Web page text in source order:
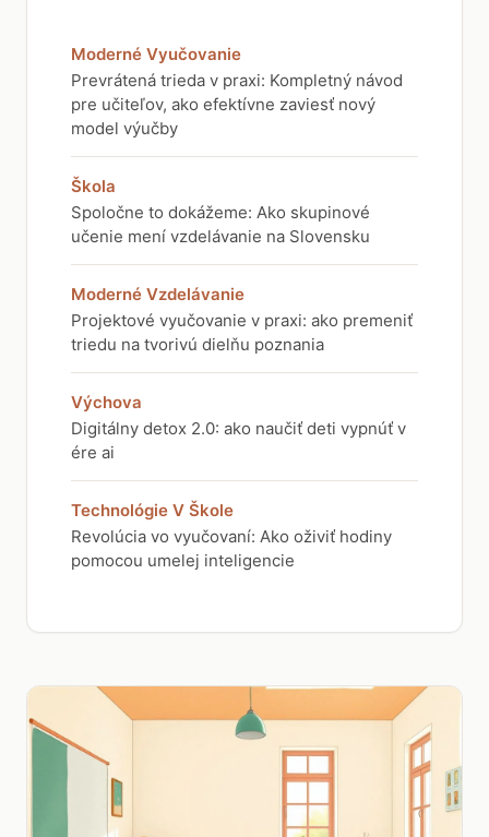
Moderné Vyučovanie
Prevrátená trieda v praxi: Kompletný návod
pre učiteľov, ako efektívne zaviesť nový
model výučby
Škola
Spoločne to dokážeme: Ako skupinové
učenie mení vzdelávanie na Slovensku
Moderné Vzdelávanie
Projektové vyučovanie v praxi: ako premeniť
triedu na tvorivú dielňu poznania
Výchova
Digitálny detox 2.0: ako naučiť deti vypnúť v
ére ai
Technológie V Škole
Revolúcia vo vyučovaní: Ako oživiť hodiny
pomocou umelej inteligencie